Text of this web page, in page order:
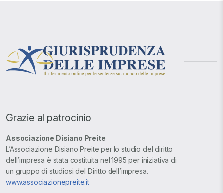
Grazie al patrocinio
Associazione Disiano Preite
L’Associazione Disiano Preite per lo studio del diritto
dell’impresa è stata costituita nel 1995 per iniziativa di
un gruppo di studiosi del Diritto dell’impresa.
www.associazionepreite.it